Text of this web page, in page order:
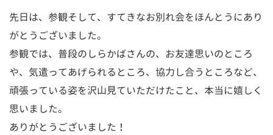
先日は、参観そして、すてきなお別れ会をほんとうにあり
がとうございました。
参観では、普段のしらかばさんの、お友達思いのところ
や、気遣ってあげられるところ、協力し合うところなど、
頑張っている姿を沢山見ていただけたこと、本当に嬉しく
思いました。
ありがとうございました！